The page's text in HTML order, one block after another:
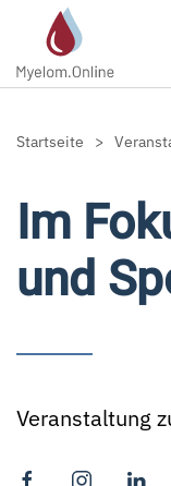
Zum
Startseite
Im
und
Veranstaltung